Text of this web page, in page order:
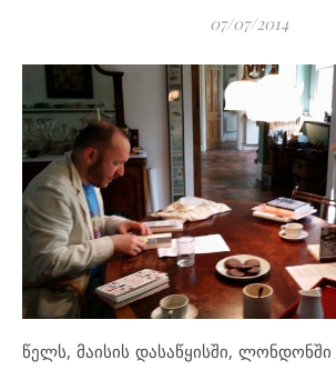
07/07/2014
წელს, მაისის დასაწყისში, ლონდონში